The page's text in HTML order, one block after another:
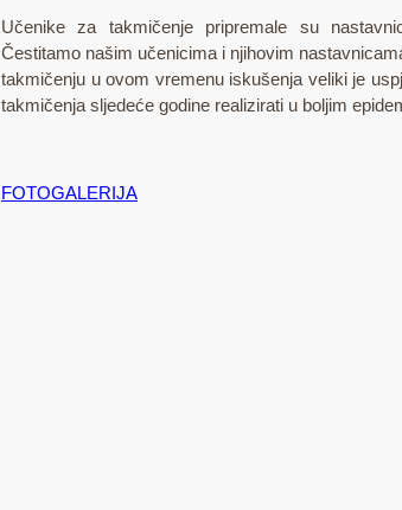
Učenike za takmičenje pripremale su
Čestitamo našim učenicima i njihovim
takmičenju u ovom vremenu iskušenja veliki je
takmičenja sljedeće godine realizirati u boljim
FOTOGALERIJA